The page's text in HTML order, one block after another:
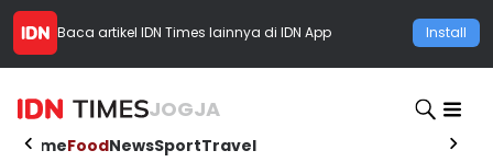
Baca artikel IDN Times lainnya di IDN App Install
JOGJA
HomeFoodNewsSportTravel